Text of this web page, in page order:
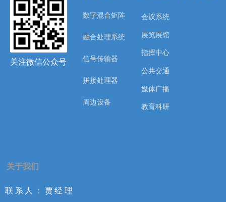
数字混合矩阵
融合处理系统
信号传输器
拼接处理器
周边设备
会议系统
展览展馆
指挥中心
公共交通
媒体广播
教育科研
联系人：贾经理
关于我们
关注微信公众号